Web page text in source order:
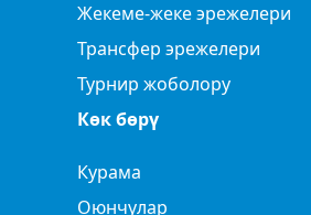
Жекеме-жеке эрежелери
Трансфер эрежелери
Турнир жоболору
Көк бөрү
Курама
Оюнчулар